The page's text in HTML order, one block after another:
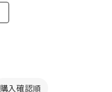
購入確認順